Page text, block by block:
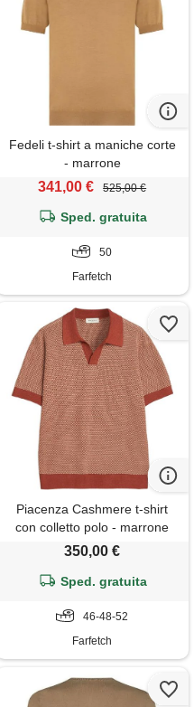
Fedeli t-shirt a maniche corte
- marrone
341,00 € 525,00 €
Sped. gratuita
50
Farfetch
Piacenza Cashmere t-shirt
con colletto polo - marrone
350,00 €
Sped. gratuita
46-48-52
Farfetch